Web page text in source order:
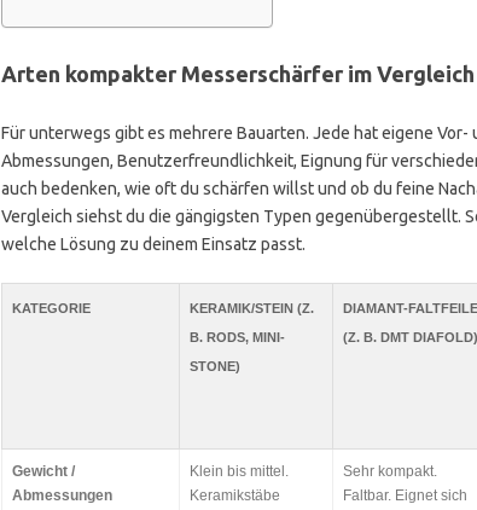
Arten kompakter Messerschärfer im Vergleich
Für unterwegs gibt es mehrere Bauarten. Jede hat eigene Vor-
Abmessungen, Benutzerfreundlichkeit, Eignung für
auch bedenken, wie oft du schärfen willst und ob du feine
Vergleich siehst du die gängigsten Typen gegenübergestellt.
welche Lösung zu deinem Einsatz passt.
KATEGORIE
KERAMIK/STEIN (Z.
B. RODS, MINI-
STONE)
DIAMANT-FALTFEILE
(Z. B. DMT DIAFOLD)
Gewicht /
Abmessungen
Klein bis mittel.
Keramikstäbe
Sehr kompakt.
Faltbar. Eignet sich